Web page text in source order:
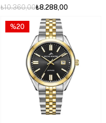
₺8.288,00
₺10.360,00
%20